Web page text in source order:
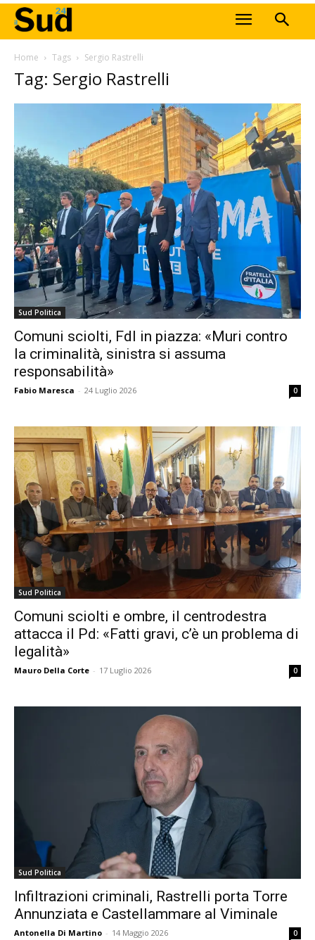
Home Tags Sergio Rastrelli
Tag: Sergio Rastrelli
Sud Politica
Comuni sciolti, FdI in piazza: «Muri contro
la criminalità, sinistra si assuma
responsabilità»
Fabio Maresca - 24 Luglio 2026 0
Sud Politica
Comuni sciolti e ombre, il centrodestra
attacca il Pd: «Fatti gravi, c’è un problema di
legalità»
Mauro Della Corte - 17 Luglio 2026 0
Sud Politica
Infiltrazioni criminali, Rastrelli porta Torre
Annunziata e Castellammare al Viminale
Antonella Di Martino - 14 Maggio 2026 0